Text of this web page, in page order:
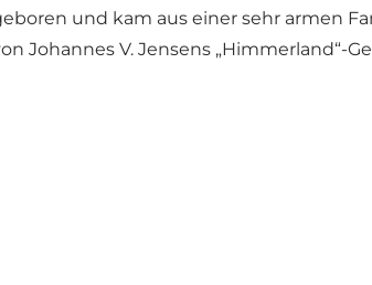
und kam aus einer sehr armen
Johannes V. Jensens „Himmerland“-